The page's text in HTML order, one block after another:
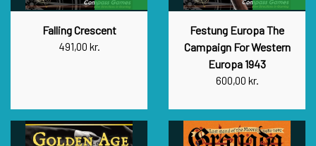
Falling Crescent
491,00 kr.
Festung Europa The
Campaign For Western
Europa 1943
600,00 kr.